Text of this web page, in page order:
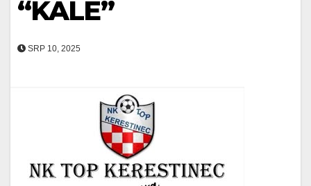
“KALE”
SRP 10, 2025